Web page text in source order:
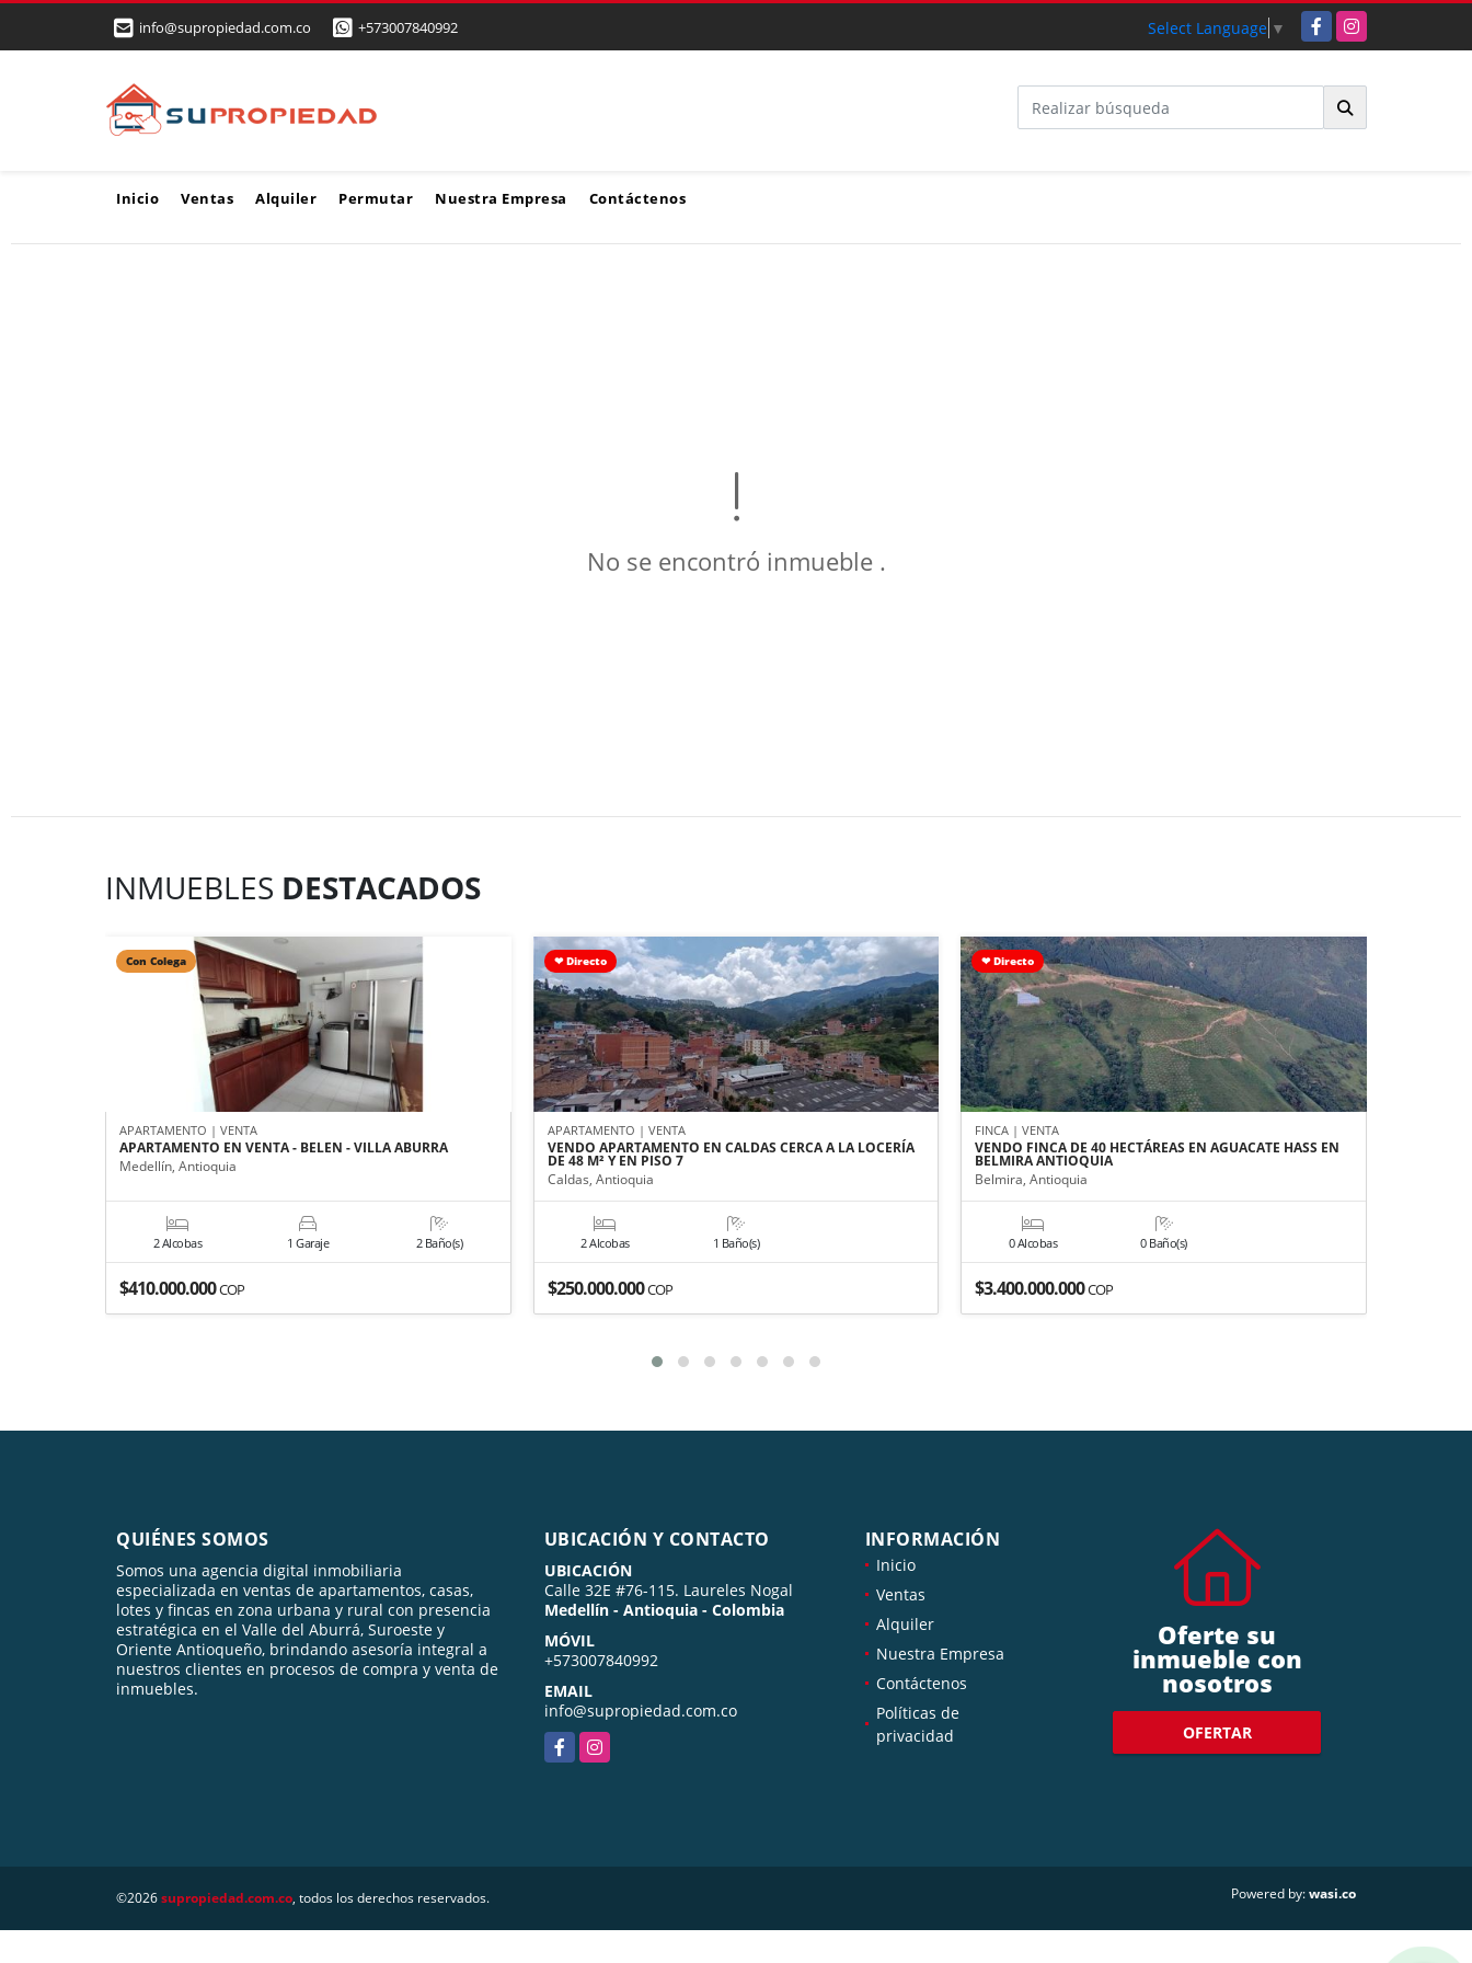
info@supropiedad.com.co +573007840992 Select Language ▼ FacebookInstagram
Inicio Ventas Alquiler Permutar Nuestra Empresa Contáctenos
No se encontró inmueble .
INMUEBLES DESTACADOS
Con Colega
APARTAMENTO | VENTA
APARTAMENTO EN VENTA - BELEN - VILLA ABURRA
Medellín, Antioquia
2 Alcobas 1 Garaje 2 Baño(s)
$410.000.000COP
❤ Directo
APARTAMENTO | VENTA
VENDO APARTAMENTO EN CALDAS CERCA A LA LOCERÍA
DE 48 M² Y EN PISO 7
Caldas, Antioquia
2 Alcobas 1 Baño(s)
$250.000.000COP
❤ Directo
FINCA | VENTA
VENDO FINCA DE 40 HECTÁREAS EN AGUACATE HASS EN
BELMIRA ANTIOQUIA
Belmira, Antioquia
0 Alcobas 0 Baño(s)
$3.400.000.000COP
QUIÉNES SOMOS
Somos una agencia digital inmobiliaria
especializada en ventas de apartamentos, casas,
lotes y fincas en zona urbana y rural con presencia
estratégica en el Valle del Aburrá, Suroeste y
Oriente Antioqueño, brindando asesoría integral a
nuestros clientes en procesos de compra y venta de
inmuebles.
UBICACIÓN Y CONTACTO
UBICACIÓN
Calle 32E #76-115. Laureles Nogal
Medellín - Antioquia - Colombia
MÓVIL
+573007840992
EMAIL
info@supropiedad.com.co
FacebookInstagram
INFORMACIÓN
Inicio
Ventas
Alquiler
Nuestra Empresa
Contáctenos
Políticas de
privacidad
Oferte su
inmueble con
nosotros
OFERTAR
©2026supropiedad.com.co, todos los derechos reservados. Powered by:wasi.co